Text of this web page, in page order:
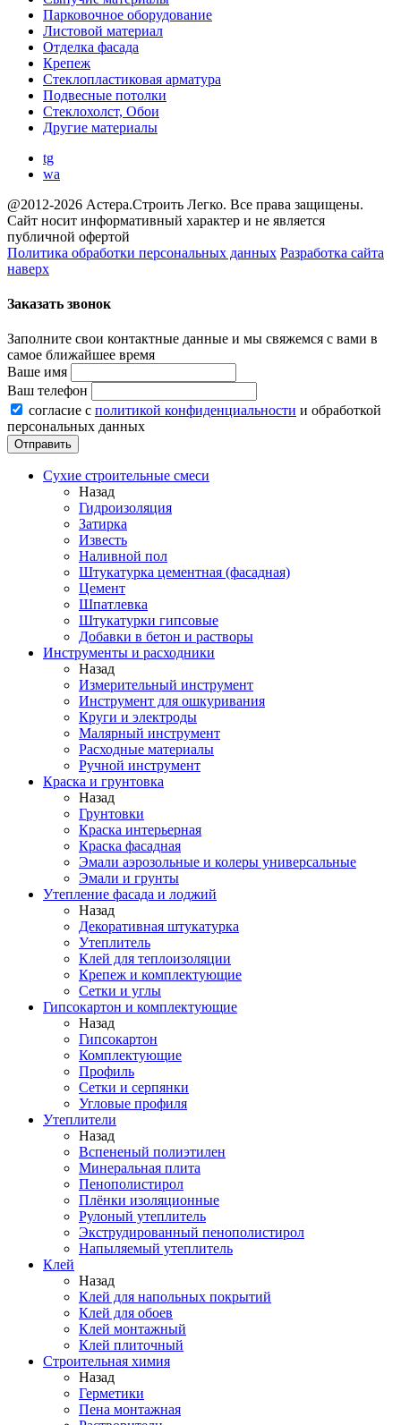
Парковочное оборудование
Листовой материал
Отделка фасада
Крепеж
Стеклопластиковая арматура
Подвесные потолки
Стеклохолст, Обои
Другие материалы
tg
wa
@2012-2026 Астера.Строить Легко. Все права защищены.
Сайт носит информативный характер и не является
публичной офертой
Политика обработки персональных данных Разработка сайта
наверх
Заказать звонок
Заполните свои контактные данные и мы свяжемся с вами в
самое ближайшее время
Ваше имя
Ваш телефон
согласие с политикой конфиденциальности и обработкой
персональных данных
Сухие строительные смеси
Назад
Гидроизоляция
Затирка
Известь
Наливной пол
Штукатурка цементная (фасадная)
Цемент
Шпатлевка
Штукатурки гипсовые
Добавки в бетон и растворы
Инструменты и расходники
Назад
Измерительный инструмент
Инструмент для ошкуривания
Круги и электроды
Малярный инструмент
Расходные материалы
Ручной инструмент
Краска и грунтовка
Назад
Грунтовки
Краска интерьерная
Краска фасадная
Эмали аэрозольные и колеры универсальные
Эмали и грунты
Утепление фасада и лоджий
Назад
Декоративная штукатурка
Утеплитель
Клей для теплоизоляции
Крепеж и комплектующие
Сетки и углы
Гипсокартон и комплектующие
Назад
Гипсокартон
Комплектующие
Профиль
Сетки и серпянки
Угловые профиля
Утеплители
Назад
Вспененый полиэтилен
Минеральная плита
Пенополистирол
Плёнки изоляционные
Рулоный утеплитель
Экструдированный пенополистирол
Напыляемый утеплитель
Клей
Назад
Клей для напольных покрытий
Клей для обоев
Клей монтажный
Клей плиточный
Строительная химия
Назад
Герметики
Пена монтажная